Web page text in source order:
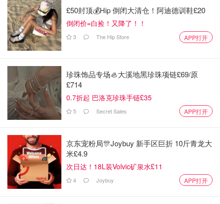
£50封顶💰Hip 倒闭大清仓！阿迪德训鞋£20
倒闭价=白捡！又降了！！
3 The Hip Store APP打开
珍珠饰品专场🦪大溪地黑珍珠项链£69/原
£714
0.7折起 巴洛克珍珠手链£35
5 Secret Sales APP打开
京东宠粉局🎊Joybuy 新手区巨折 10斤青龙大
米£4.9
次日达！18L装Volvic矿泉水£11
4 Joybuy APP打开